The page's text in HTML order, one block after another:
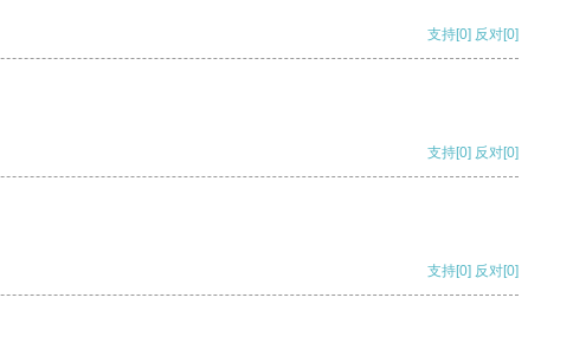
支持[0] 反对[0]
支持[0] 反对[0]
支持[0] 反对[0]